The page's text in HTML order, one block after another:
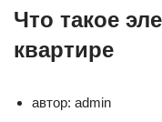
Что такое
квартире
автор: admin